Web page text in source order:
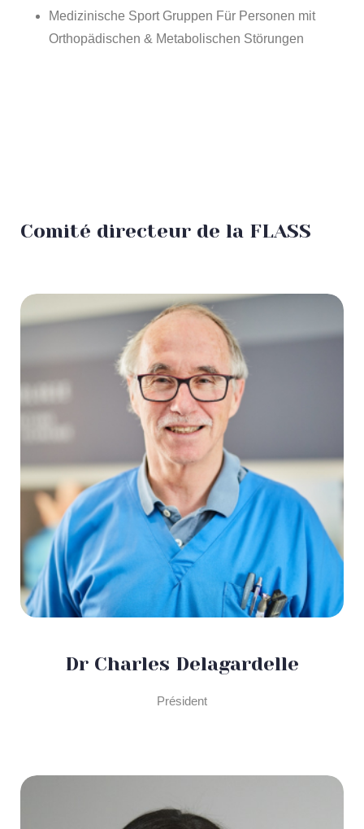
Medizinische Sport Gruppen Für Personen mit
Orthopädischen & Metabolischen Störungen
Comité directeur de la FLASS
Dr Charles Delagardelle
Président